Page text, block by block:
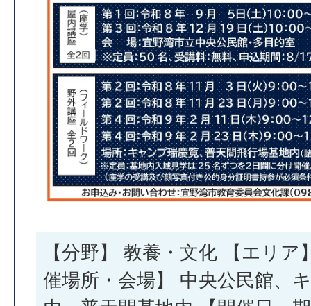
【分野】 教養・文化 【エリ
催場所・会場】 中央公民館、